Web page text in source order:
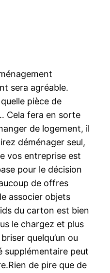
sera agréable.
pièce de
Cela fera en sorte
de logement, il
déménager seul,
vos entreprise est
pour le décision
de offres
associer objets
du carton est bien
le chargez et plus
quelqu’un ou
supplémentaire peut
de pire que de